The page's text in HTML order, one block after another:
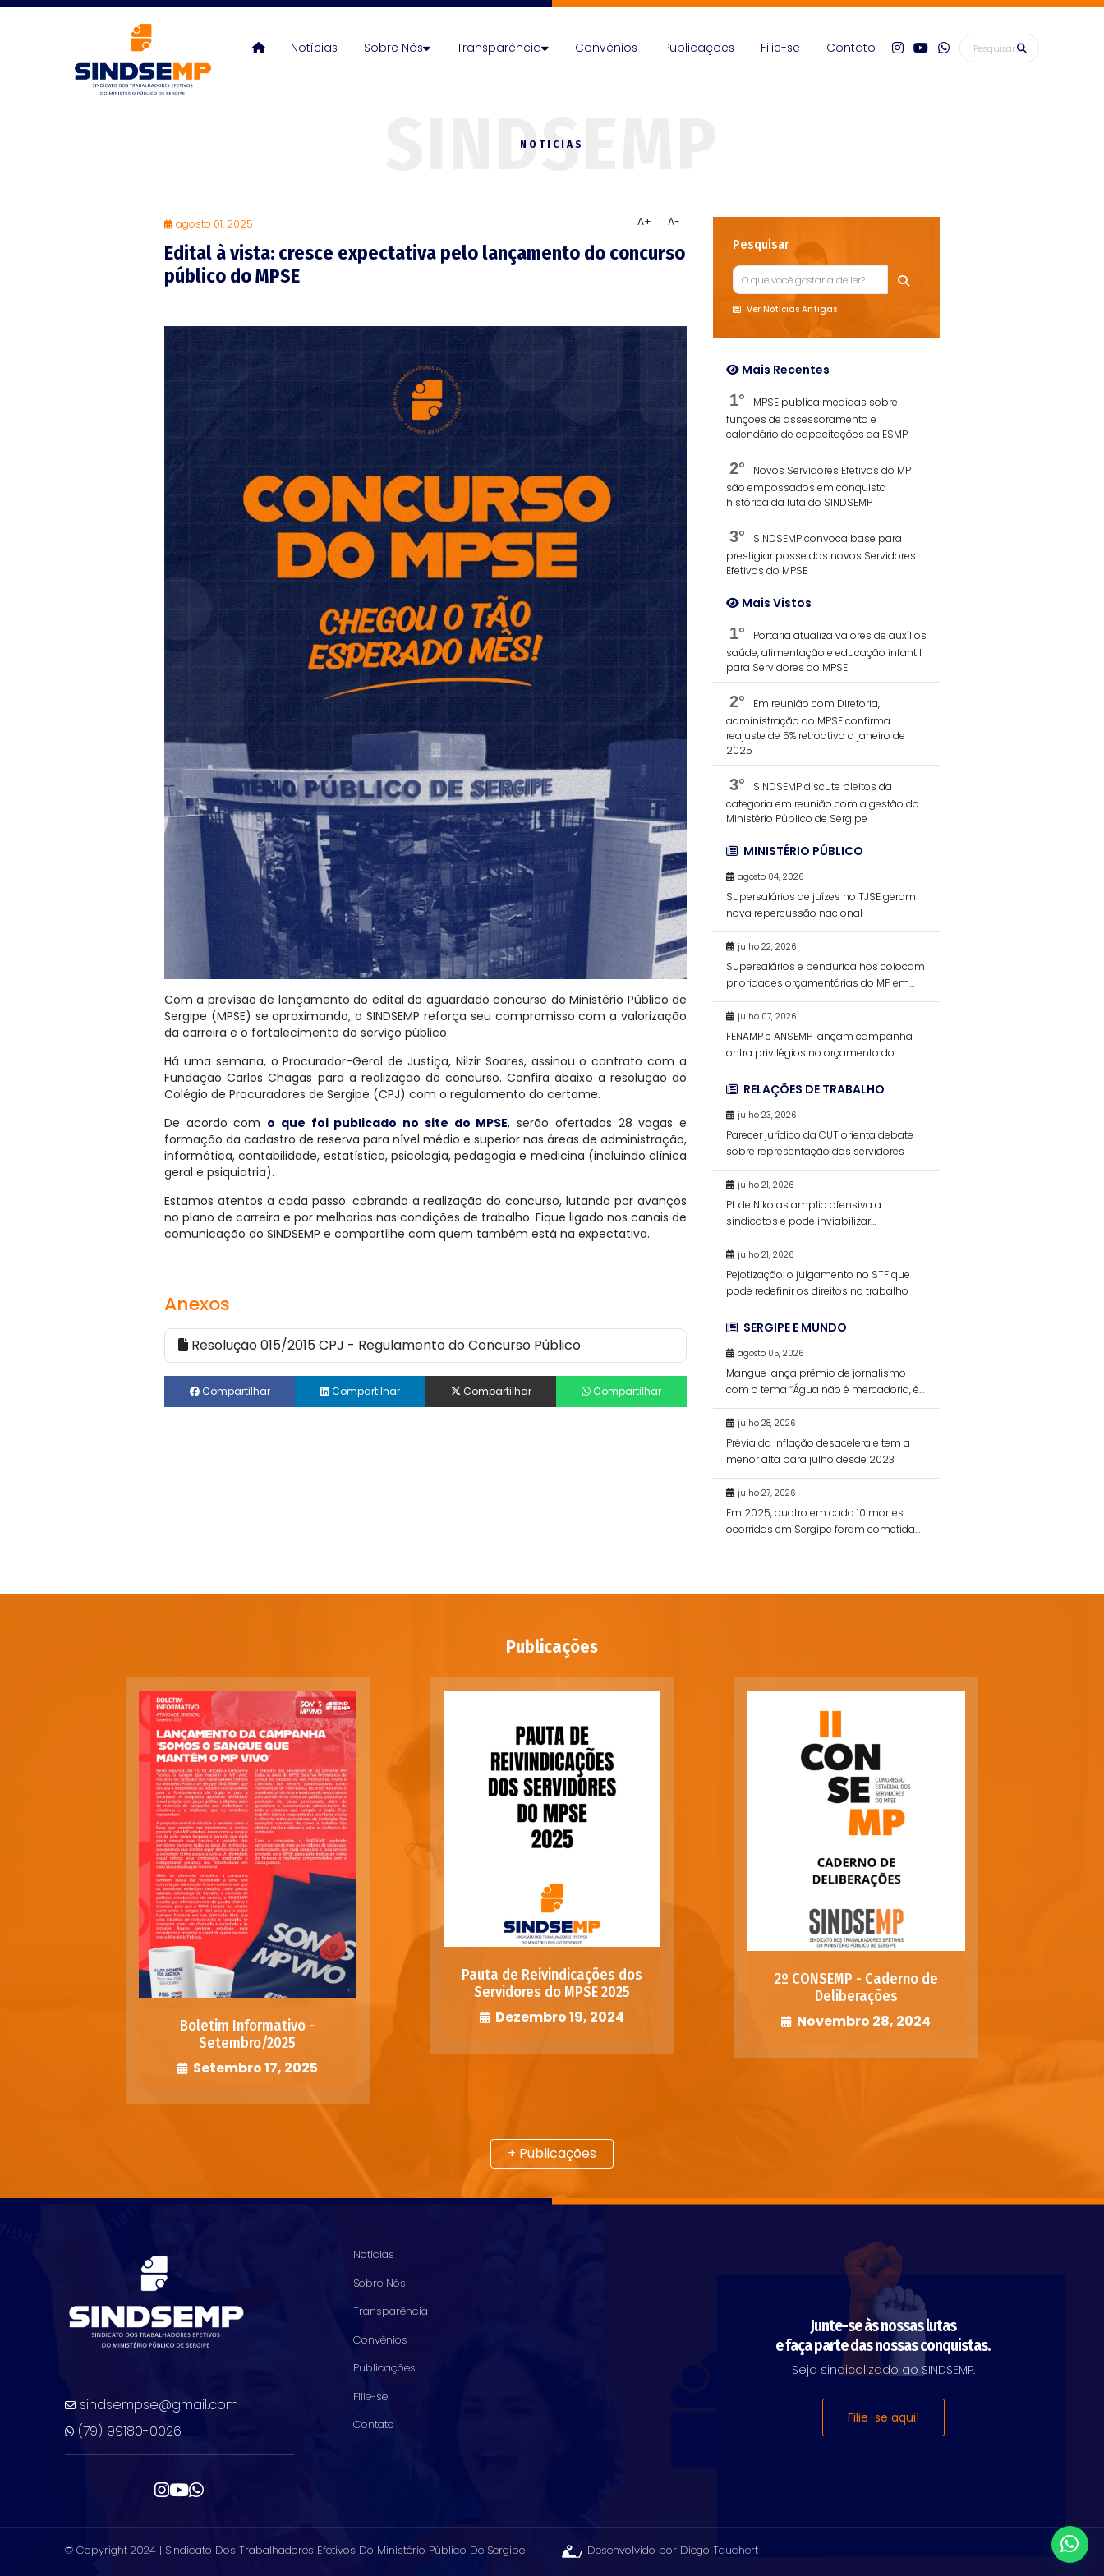
Notícias Sobre Nós Transparência Convênios Publicações Filie-se Contato
NOTICIAS
agosto 01, 2025 A+ A-
Edital à vista: cresce expectativa pelo lançamento do concurso
público do MPSE
Com a previsão de lançamento do edital do aguardado concurso do Ministério Público de
Sergipe (MPSE) se aproximando, o SINDSEMP reforça seu compromisso com a valorização
da carreira e o fortalecimento do serviço público.
Há uma semana, o Procurador-Geral de Justiça, Nilzir Soares, assinou o contrato com a
Fundação Carlos Chagas para a realização do concurso. Confira abaixo a resolução do
Colégio de Procuradores de Sergipe (CPJ) com o regulamento do certame.
De acordo com o que foi publicado no site do MPSE, serão ofertadas 28 vagas e
formação da cadastro de reserva para nível médio e superior nas áreas de administração,
informática, contabilidade, estatística, psicologia, pedagogia e medicina (incluindo clínica
geral e psiquiatria).
Estamos atentos a cada passo: cobrando a realização do concurso, lutando por avanços
no plano de carreira e por melhorias nas condições de trabalho. Fique ligado nos canais de
comunicação do SINDSEMP e compartilhe com quem também está na expectativa.
Anexos
Resolução 015/2015 CPJ - Regulamento do Concurso Público
Compartilhar Compartilhar Compartilhar Compartilhar
Pesquisar
Ver Notícias Antigas
Mais Recentes
1°
MPSE publica medidas sobre
funções de assessoramento e
calendário de capacitações da ESMP
2°
Novos Servidores Efetivos do MP
são empossados em conquista
histórica da luta do SINDSEMP
3°
SINDSEMP convoca base para
prestigiar posse dos novos Servidores
Efetivos do MPSE
Mais Vistos
1°
Portaria atualiza valores de auxílios
saúde, alimentação e educação infantil
para Servidores do MPSE
2°
Em reunião com Diretoria,
administração do MPSE confirma
reajuste de 5% retroativo a janeiro de
2025
3°
SINDSEMP discute pleitos da
categoria em reunião com a gestão do
Ministério Público de Sergipe
MINISTÉRIO PÚBLICO
agosto 04, 2026
Supersalários de juízes no TJSE geram
nova repercussão nacional
julho 22, 2026
Supersalários e penduricalhos colocam
prioridades orçamentárias do MP em
debate
julho 07, 2026
FENAMP e ANSEMP lançam campanha
ontra privilégios no orçamento do
RELAÇÕES DE TRABALHO
julho 23, 2026
Parecer jurídico da CUT orienta debate
sobre representação dos servidores
julho 21, 2026
PL de Nikolas amplia ofensiva a
sindicatos e pode inviabilizar
financiamento da negociação coletiva
julho 21, 2026
Pejotização: o julgamento no STF que
pode redefinir os direitos no trabalho
SERGIPE E MUNDO
agosto 05, 2026
Mangue lança prêmio de jornalismo
com o tema “Água não é mercadoria, é
direito humano”
julho 28, 2026
Prévia da inflação desacelera e tem a
menor alta para julho desde 2023
julho 27, 2026
Em 2025, quatro em cada 10 mortes
ocorridas em Sergipe foram cometidas
Publicações
Boletim Informativo -
Setembro/2025
Setembro 17, 2025
Pauta de Reivindicações dos
Servidores do MPSE 2025
Dezembro 19, 2024
2º CONSEMP - Caderno de
Deliberações
Novembro 28, 2024
+ Publicações
sindsempse@gmail.com
(79) 99180-0026
Notícias
Sobre Nós
Transparência
Convênios
Publicações
Filie-se
Contato
Junte-se às nossas lutas
e faça parte das nossas conquistas.
Seja sindicalizado ao SINDSEMP.
Filie-se aqui!
© Copyright 2024 | Sindicato Dos Trabalhadores Efetivos Do Ministério Público De Sergipe Desenvolvido por Diego Tauchert